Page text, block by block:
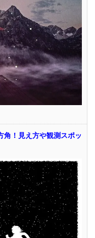
角！見え方や観測スポッ